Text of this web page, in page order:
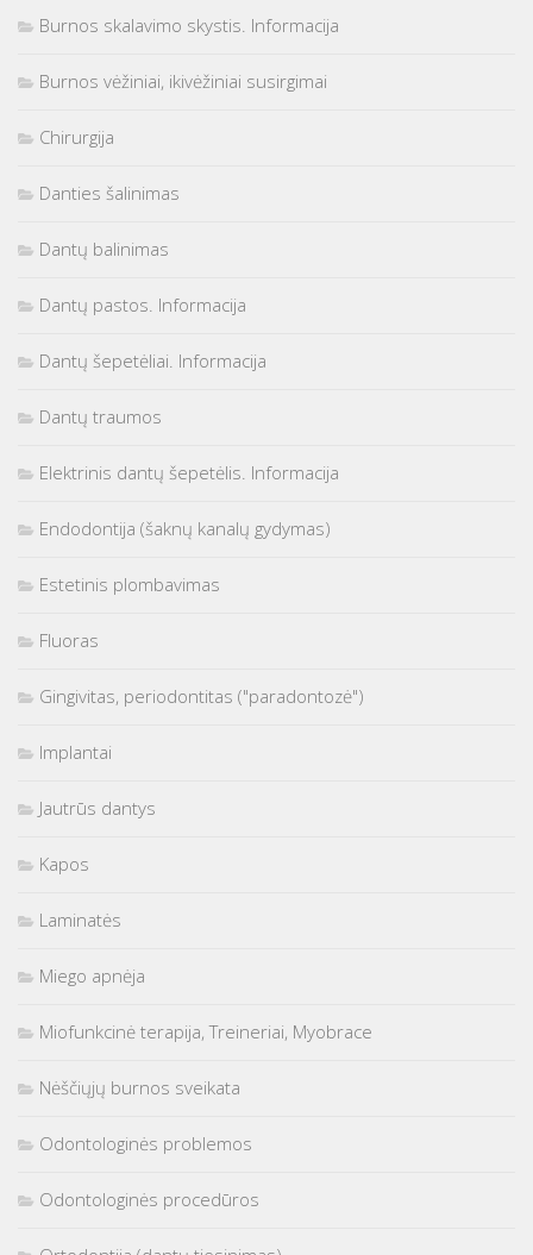
Burnos skalavimo skystis. Informacija
Burnos vėžiniai, ikivėžiniai susirgimai
Chirurgija
Danties šalinimas
Dantų balinimas
Dantų pastos. Informacija
Dantų šepetėliai. Informacija
Dantų traumos
Elektrinis dantų šepetėlis. Informacija
Endodontija (šaknų kanalų gydymas)
Estetinis plombavimas
Fluoras
Gingivitas, periodontitas ("paradontozė")
Implantai
Jautrūs dantys
Kapos
Laminatės
Miego apnėja
Miofunkcinė terapija, Treineriai, Myobrace
Nėščiųjų burnos sveikata
Odontologinės problemos
Odontologinės procedūros